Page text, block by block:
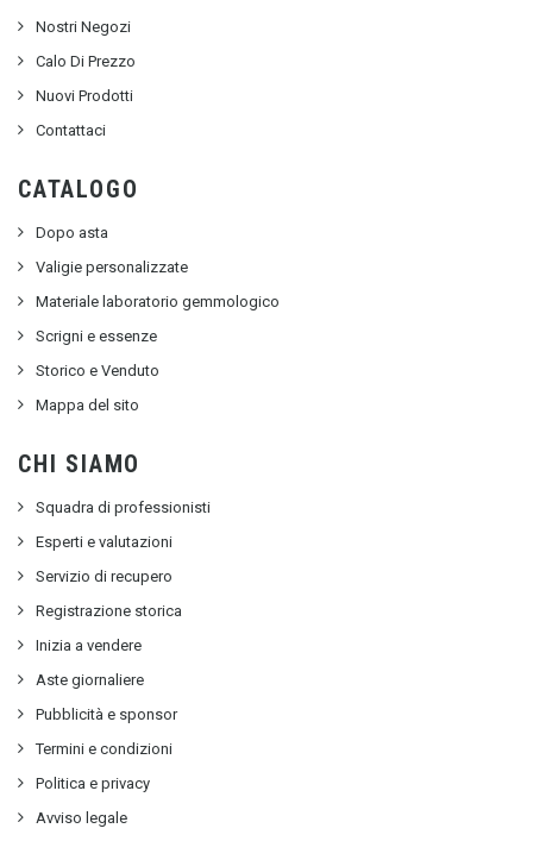
Nostri Negozi
Calo Di Prezzo
Nuovi Prodotti
Contattaci
CATALOGO
Dopo asta
Valigie personalizzate
Materiale laboratorio gemmologico
Scrigni e essenze
Storico e Venduto
Mappa del sito
CHI SIAMO
Squadra di professionisti
Esperti e valutazioni
Servizio di recupero
Registrazione storica
Inizia a vendere
Aste giornaliere
Pubblicità e sponsor
Termini e condizioni
Politica e privacy
Avviso legale